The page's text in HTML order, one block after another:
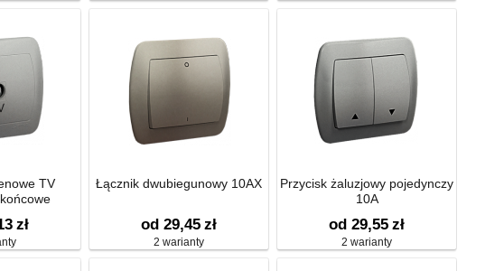
TV
zł
Łącznik dwubiegunowy 10AX
od 29,45 zł
2 warianty
Przycisk żaluzjowy pojedynczy
10A
od 29,55 zł
2 warianty